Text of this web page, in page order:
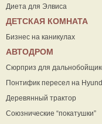
Диета для Элвиса
ДЕТСКАЯ КОМНАТА
Бизнес на каникулах
АВТОДРОМ
Сюрприз для
Понтифик пересел на
Деревянный трактор
Союзнические “покатушки”